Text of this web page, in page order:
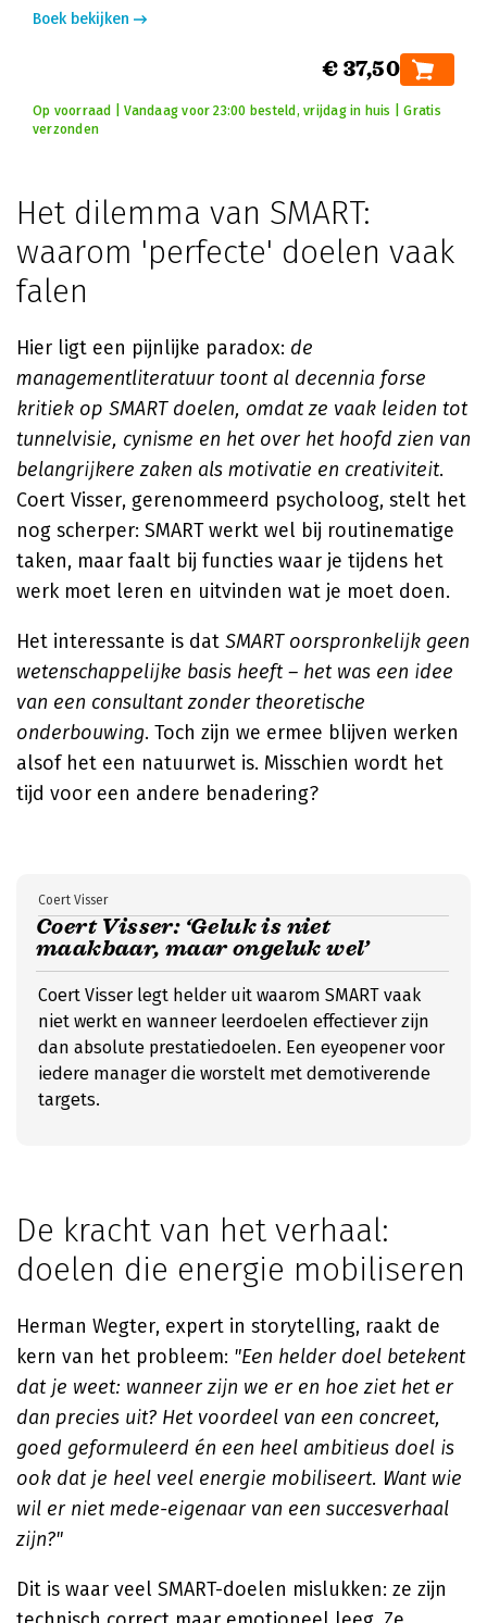
Boek bekijken
€ 37,50
Op voorraad | Vandaag voor 23:00 besteld, vrijdag in huis | Gratis
verzonden
Het dilemma van SMART:
waarom 'perfecte' doelen vaak
falen
Hier ligt een pijnlijke paradox: de
managementliteratuur toont al decennia forse
kritiek op SMART doelen, omdat ze vaak leiden tot
tunnelvisie, cynisme en het over het hoofd zien van
belangrijkere zaken als motivatie en creativiteit.
Coert Visser, gerenommeerd psycholoog, stelt het
nog scherper: SMART werkt wel bij routinematige
taken, maar faalt bij functies waar je tijdens het
werk moet leren en uitvinden wat je moet doen.
Het interessante is dat SMART oorspronkelijk geen
wetenschappelijke basis heeft – het was een idee
van een consultant zonder theoretische
onderbouwing. Toch zijn we ermee blijven werken
alsof het een natuurwet is. Misschien wordt het
tijd voor een andere benadering?
Coert Visser: ‘Geluk is niet
maakbaar, maar ongeluk wel’
Coert Visser
Coert Visser legt helder uit waarom SMART vaak
niet werkt en wanneer leerdoelen effectiever zijn
dan absolute prestatiedoelen. Een eyeopener voor
iedere manager die worstelt met demotiverende
targets.
De kracht van het verhaal:
doelen die energie mobiliseren
Herman Wegter, expert in storytelling, raakt de
kern van het probleem: "Een helder doel betekent
dat je weet: wanneer zijn we er en hoe ziet het er
dan precies uit? Het voordeel van een concreet,
goed geformuleerd én een heel ambitieus doel is
ook dat je heel veel energie mobiliseert. Want wie
wil er niet mede-eigenaar van een succesverhaal
zijn?"
Dit is waar veel SMART-doelen mislukken: ze zijn